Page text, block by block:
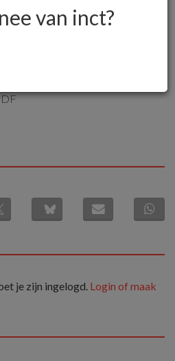
voor aanbeveling-
bij Amazon.
je zijn ingelogd. Login of maak
van inct?